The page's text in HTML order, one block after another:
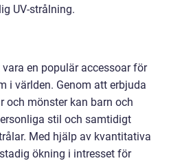
UV-strålning.
en populär accessoar för
i världen. Genom att erbjuda
och mönster kan barn och
stil och samtidigt
Med hjälp av kvantitativa
ökning i intresset för